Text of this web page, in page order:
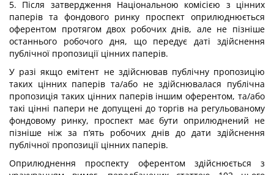
5. Після затвердження Національною комісією з цінних
паперів та фондового ринку проспект оприлюднюється
оферентом протягом двох робочих днів, але не пізніше
останнього робочого дня, що передує даті здійснення
публічної пропозиції цінних паперів.
У разі якщо емітент не здійснював публічну пропозицію
таких цінних паперів та/або не здійснювалася публічна
пропозиція таких цінних паперів іншим оферентом, та/або
такі цінні папери не допущені до торгів на регульованому
фондовому ринку, проспект має бути оприлюднений не
пізніше ніж за п’ять робочих днів до дати здійснення
публічної пропозиції цінних паперів.
Оприлюднення проспекту оферентом здійснюється з